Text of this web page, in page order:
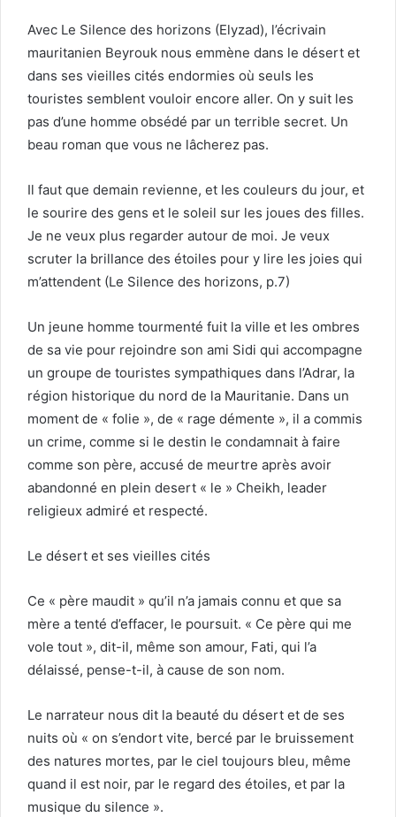
Avec Le Silence des horizons (Elyzad), l’écrivain
mauritanien Beyrouk nous emmène dans le désert et
dans ses vieilles cités endormies où seuls les
touristes semblent vouloir encore aller. On y suit les
pas d’une homme obsédé par un terrible secret. Un
beau roman que vous ne lâcherez pas.
Il faut que demain revienne, et les couleurs du jour, et
le sourire des gens et le soleil sur les joues des filles.
Je ne veux plus regarder autour de moi. Je veux
scruter la brillance des étoiles pour y lire les joies qui
m’attendent (Le Silence des horizons, p.7)
Un jeune homme tourmenté fuit la ville et les ombres
de sa vie pour rejoindre son ami Sidi qui accompagne
un groupe de touristes sympathiques dans l’Adrar, la
région historique du nord de la Mauritanie. Dans un
moment de « folie », de « rage démente », il a commis
un crime, comme si le destin le condamnait à faire
comme son père, accusé de meurtre après avoir
abandonné en plein desert « le » Cheikh, leader
religieux admiré et respecté.
Le désert et ses vieilles cités
Ce « père maudit » qu’il n’a jamais connu et que sa
mère a tenté d’effacer, le poursuit. « Ce père qui me
vole tout », dit-il, même son amour, Fati, qui l’a
délaissé, pense-t-il, à cause de son nom.
Le narrateur nous dit la beauté du désert et de ses
nuits où « on s’endort vite, bercé par le bruissement
des natures mortes, par le ciel toujours bleu, même
quand il est noir, par le regard des étoiles, et par la
musique du silence ».